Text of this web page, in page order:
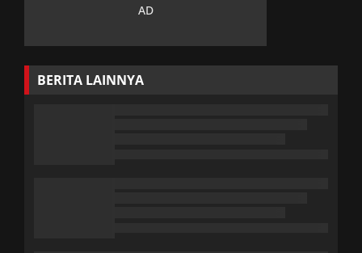
BERITA LAINNYA